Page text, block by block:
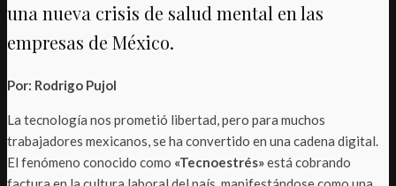
una nueva crisis de salud mental en las
empresas de México.
Por: Rodrigo Pujol
La tecnología nos prometió libertad, pero para muchos
trabajadores mexicanos, se ha convertido en una cadena digital.
El fenómeno conocido como «Tecnoestrés»está cobrando